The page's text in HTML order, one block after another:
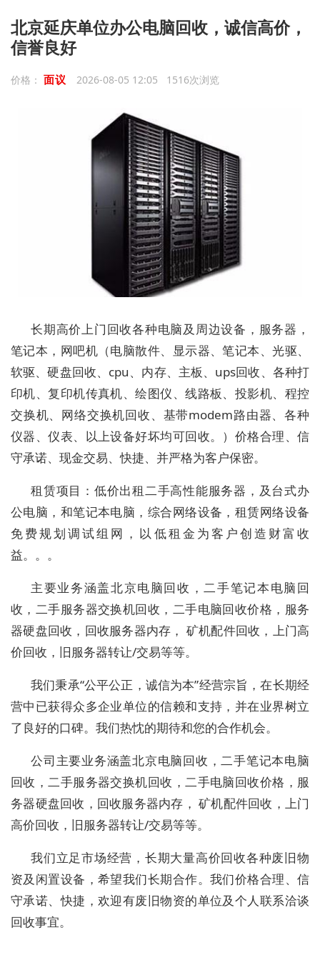
北京延庆单位办公电脑回收，诚信高价，
信誉良好
价格： 面议 2026-08-05 12:05 1516次浏览
长期高价上门回收各种电脑及周边设备，服务器，
笔记本，网吧机（电脑散件、显示器、笔记本、光驱、
软驱、硬盘回收、cpu、内存、主板、ups回收、各种打
印机、复印机传真机、绘图仪、线路板、投影机、程控
交换机、网络交换机回收、基带modem路由器、各种
仪器、仪表、以上设备好坏均可回收。）价格合理、信
守承诺、现金交易、快捷、并严格为客户保密。
租赁项目：低价出租二手高性能服务器，及台式办
公电脑，和笔记本电脑，综合网络设备，租赁网络设备
免费规划调试组网，以低租金为客户创造财富收
益。。。
主要业务涵盖北京电脑回收，二手笔记本电脑回
收，二手服务器交换机回收，二手电脑回收价格，服务
器硬盘回收，回收服务器内存， 矿机配件回收，上门高
价回收，旧服务器转让/交易等等。
我们秉承“公平公正，诚信为本”经营宗旨，在长期经
营中已获得众多企业单位的信赖和支持，并在业界树立
了良好的口碑。我们热忱的期待和您的合作机会。
公司主要业务涵盖北京电脑回收，二手笔记本电脑
回收，二手服务器交换机回收，二手电脑回收价格，服
务器硬盘回收，回收服务器内存， 矿机配件回收，上门
高价回收，旧服务器转让/交易等等。
我们立足市场经营，长期大量高价回收各种废旧物
资及闲置设备，希望我们长期合作。我们价格合理、信
守承诺、快捷，欢迎有废旧物资的单位及个人联系洽谈
回收事宜。